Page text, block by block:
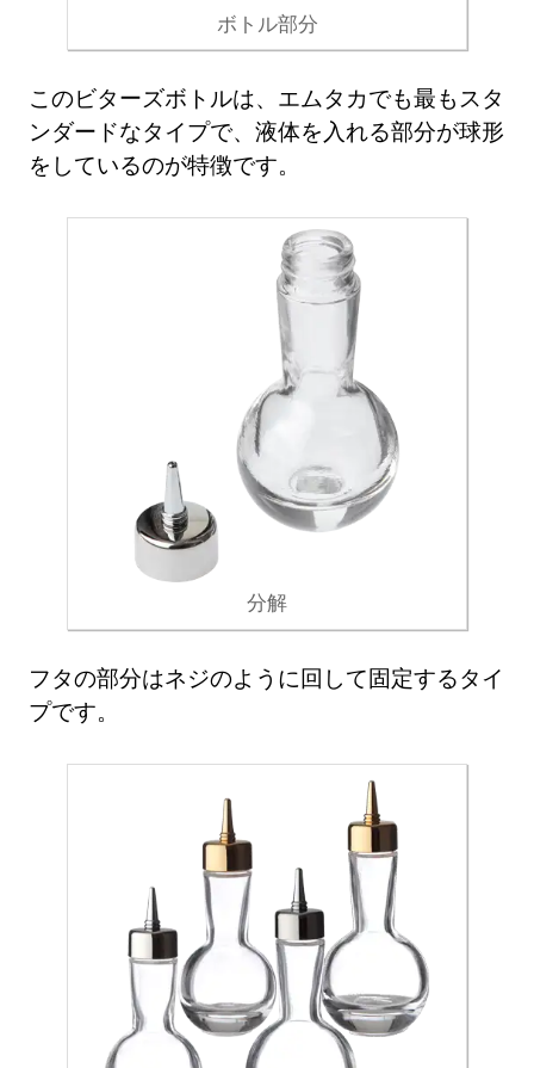
ボトル部分
このビターズボトルは、エムタカでも最もスタ
ンダードなタイプで、液体を入れる部分が球形
をしているのが特徴です。
分解
フタの部分はネジのように回して固定するタイ
プです。